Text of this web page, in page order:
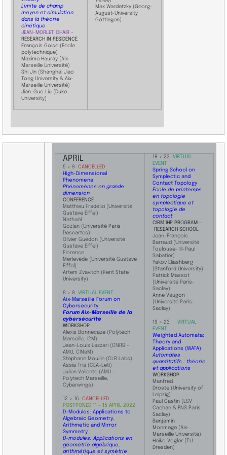
Limite de champ
moyen et simulation
dans la théorie
cinétique
JEAN-MORLET CHAIR –
RESEARCH IN RESIDENCE
François Golse (Ecole
polytechnique)
Maxime Hauray (Aix-
Marseille Université)
Shi Jin (Shanghai Jiao
Tong University & Aix-
Marseille Université)
Jian-Guo
​Liu (Duke
University)
Max Wardetzky (Georg-
August-University
Göttingen)
APRIL
​5 > 9 CANCELLED
High-Dimensional
Phenomena
Phénomènes en grande
dimension
​​CONFERENCE
Matthieu Fradelizi (Université
Gustave Eiffel)
Nathaël
Gozlan (Université Paris
Descartes )
Olivier Guédon (Université
Gustave Eiffel)
Florence
Merlevède (Université Gustave
Eiffel )
Artem Zvavitch (Kent State
University)
8 > 9 VIRTUAL EVENT
Aix-Marseille Forum on
Cybersecurity
Forum Aix-Marseille de la
cybersécurité
WORKSHOP
Alexis Bonnecaze (Polytech
Marseille, I2M)
Jean-Louis Lazzari (CNRS –
AMU, CINaM)
Stéphane Mouille (CLR Labs)
Assia Tria (CEA-Leti)
Julien Valiente (AMU –
Polytech Marseille,
Cyberwings)
12 > 16 CANCELLED
POSTPONED 11 – 15 APRIL 2022
D-Modules: Applications to
Algebraic Geometry,
Arithmetic and Mirror
Symmetry
D-modules: Applications en
géométrie algébrique,
arithmétique et symétrie
19 > 23 VIRTUAL
EVENT
Spring School on
Symplectic and
Contact Topology
École de printemps
en topologie
symplectique et
topologie de
contact
CIRM IHP PROGRAM –
RESEARCH SCHOOL
Jean-François
Barraud (Université
Toulouse- III-Paul
Sabatier)
Yakov Eliashberg
(Stanford University)
Patrick Massot
(Université Paris-
Saclay)
Anne Vaugon
(Université Paris-
Saclay)
19 > 23 VIRTUAL
EVENT
Weighted Automata:
Theory and
Applications (WATA)
Automates
quantitatifs : théorie
et applications
WORKSHOP
Manfred
Droste (University of
Leipzig)
Paul Gastin (LSV
Cachan & ENS Paris
Saclay)
Benjamin
Monmege (Aix-
Marseille Université)
Heiko Vogler (TU
Dresden)